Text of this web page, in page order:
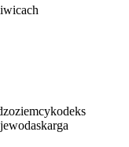
kodeks
skarga